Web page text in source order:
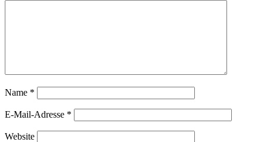
Name *
E-Mail-Adresse *
Website